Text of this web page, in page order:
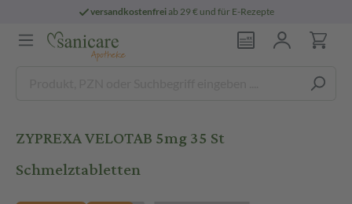
versandkostenfreiab 29 € und für E-Rezepte
ZYPREXA VELOTAB 5mg 35 St
Schmelztabletten